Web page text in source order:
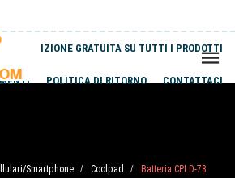
SPEDIZIONE GRATUITA SU TUTTI I PRODOTTI
POLITICA DI RITORNO CONTATTACI
Smartphone / Coolpad / Batteria CPLD-78